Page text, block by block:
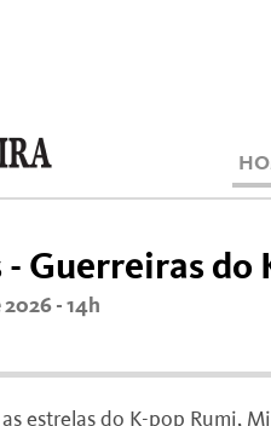
- Guerreiras do
- 14h
estrelas do K-pop Rumi,